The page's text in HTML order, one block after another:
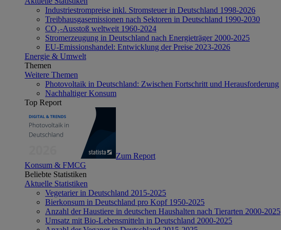
Industriestrompreise inkl. Stromsteuer in Deutschland 1998-2026
Treibhausgasemissionen nach Sektoren in Deutschland 1990-2030
CO₂-Ausstoß weltweit 1960-2024
Stromerzeugung in Deutschland nach Energieträger 2000-2025
EU-Emissionshandel: Entwicklung der Preise 2023-2026
Energie & Umwelt
Themen
Weitere Themen
Photovoltaik in Deutschland: Zwischen Fortschritt und Herausforderung
Nachhaltiger Konsum
Top Report
Zum Report
Konsum & FMCG
Beliebte Statistiken
Aktuelle Statistiken
Vegetarier in Deutschland 2015-2025
Bierkonsum in Deutschland pro Kopf 1950-2025
Anzahl der Haustiere in deutschen Haushalten nach Tierarten 2000-2025
Umsatz mit Bio-Lebensmitteln in Deutschland 2000-2025